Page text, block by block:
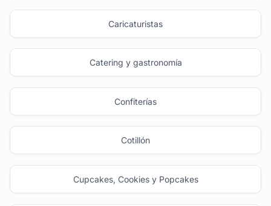
Caricaturistas
Catering y gastronomía
Confiterías
Cotillón
Cupcakes, Cookies y Popcakes